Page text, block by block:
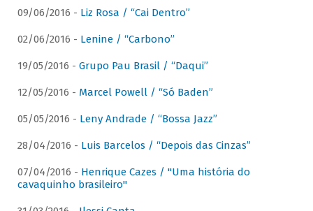
09/06/2016 - Liz Rosa / “Cai Dentro”
02/06/2016 - Lenine / “Carbono”
19/05/2016 - Grupo Pau Brasil / “Daqui”
12/05/2016 - Marcel Powell / “Só Baden”
05/05/2016 - Leny Andrade / “Bossa Jazz”
28/04/2016 - Luis Barcelos / “Depois das Cinzas”
07/04/2016 - Henrique Cazes / "Uma história do
cavaquinho brasileiro"